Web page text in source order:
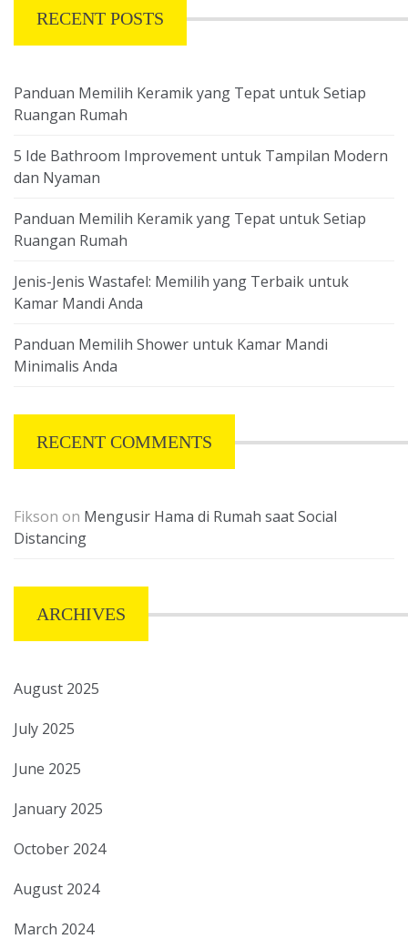
RECENT POSTS
Panduan Memilih Keramik yang Tepat untuk Setiap
Ruangan Rumah
5 Ide Bathroom Improvement untuk Tampilan Modern
dan Nyaman
Panduan Memilih Keramik yang Tepat untuk Setiap
Ruangan Rumah
Jenis-Jenis Wastafel: Memilih yang Terbaik untuk
Kamar Mandi Anda
Panduan Memilih Shower untuk Kamar Mandi
Minimalis Anda
RECENT COMMENTS
Fikson on Mengusir Hama di Rumah saat Social
Distancing
ARCHIVES
August 2025
July 2025
June 2025
January 2025
October 2024
August 2024
March 2024